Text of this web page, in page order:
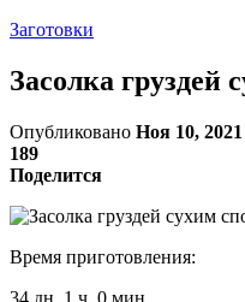
Заготовки
Засолка груздей
Опубликовано Ноя 10, 2021
189
Поделится
Время приготовления:
34 дн. 1 ч. 0 мин